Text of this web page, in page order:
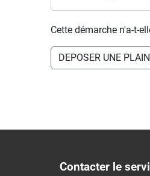
Cette démarche n'a-t-
DEPOSER UNE
Contacter le